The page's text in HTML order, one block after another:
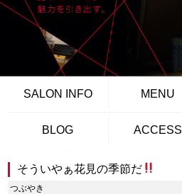
SALON INFO MENU
BLOG ACCESS
そういやぁ花見の季節だ
つぶやき